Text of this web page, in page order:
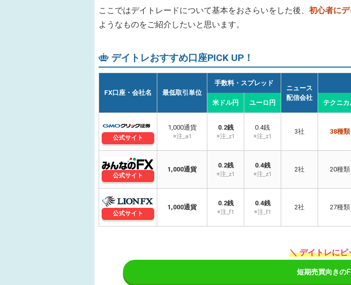
ここではデイトレードについて基本をおさらいをした後、 初心者に
ようなものをご紹介したいと思います。
デイトレおすすめ口座PICK UP！
FX口座・会社名 最低取引単位
手数料・スプレッド
ニュース
配信会社
米ドル円
ユーロ円 テクニカ
公式サイト
1,000通貨
※注_a1
0.2銭
※注_z1
0.4銭
※注_z1
3社 38種類
公式サイト
1,000通貨
0.2銭
※注_z1
0.4銭
※注_z1
2社 20種類
公式サイト
1,000通貨
0.2銭
※注_f1
0.4銭
※注_f1
2社 27種類
＼ デイトレにピ
短期売買向きの